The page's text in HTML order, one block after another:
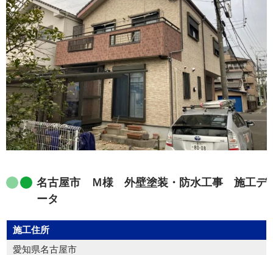
名古屋市 Ｍ様 外壁塗装・防水工事 施工デ
ータ
施工住所
愛知県名古屋市